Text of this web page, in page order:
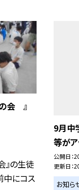
会 』
』の生徒
中にコス
9月中
等がア
公開日
更新日
お知ら